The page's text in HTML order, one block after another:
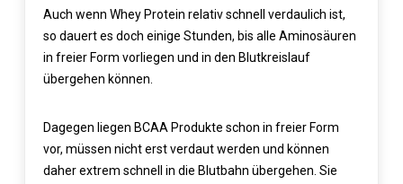
Auch wenn Whey Protein relativ schnell verdaulich ist,
so dauert es doch einige Stunden, bis alle Aminosäuren
in freier Form vorliegen und in den Blutkreislauf
übergehen können.
Dagegen liegen BCAA Produkte schon in freier Form
vor, müssen nicht erst verdaut werden und können
daher extrem schnell in die Blutbahn übergehen. Sie